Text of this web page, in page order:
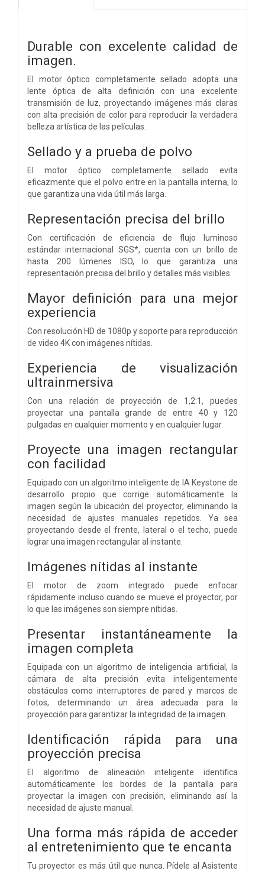
Durable con excelente calidad de
imagen.
El motor óptico completamente sellado adopta una
lente óptica de alta definición con una excelente
transmisión de luz, proyectando imágenes más claras
con alta precisión de color para reproducir la verdadera
belleza artística de las películas.
Sellado y a prueba de polvo
El motor óptico completamente sellado evita
eficazmente que el polvo entre en la pantalla interna, lo
que garantiza una vida útil más larga.
Representación precisa del brillo
Con certificación de eficiencia de flujo luminoso
estándar internacional SGS*, cuenta con un brillo de
hasta 200 lúmenes ISO, lo que garantiza una
representación precisa del brillo y detalles más visibles.
Mayor definición para una mejor
experiencia
Con resolución HD de 1080p y soporte para reproducción
de video 4K con imágenes nítidas.
Experiencia de visualización
ultrainmersiva
Con una relación de proyección de 1,2:1, puedes
proyectar una pantalla grande de entre 40 y 120
pulgadas en cualquier momento y en cualquier lugar.
Proyecte una imagen rectangular
con facilidad
Equipado con un algoritmo inteligente de IA Keystone de
desarrollo propio que corrige automáticamente la
imagen según la ubicación del proyector, eliminando la
necesidad de ajustes manuales repetidos. Ya sea
proyectando desde el frente, lateral o el techo, puede
lograr una imagen rectangular al instante.
Imágenes nítidas al instante
El motor de zoom integrado puede enfocar
rápidamente incluso cuando se mueve el proyector, por
lo que las imágenes son siempre nítidas.
Presentar instantáneamente la
imagen completa
Equipada con un algoritmo de inteligencia artificial, la
cámara de alta precisión evita inteligentemente
obstáculos como interruptores de pared y marcos de
fotos, determinando un área adecuada para la
proyección para garantizar la integridad de la imagen.
Identificación rápida para una
proyección precisa
El algoritmo de alineación inteligente identifica
automáticamente los bordes de la pantalla para
proyectar la imagen con precisión, eliminando así la
necesidad de ajuste manual.
Una forma más rápida de acceder
al entretenimiento que te encanta
Tu proyector es más útil que nunca. Pídele al Asistente